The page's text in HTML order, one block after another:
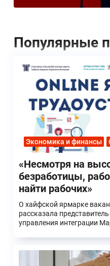
Популярные
Экономика и финансы
«Несмотря на
безработицы,
найти рабочих»
О хайфской ярмарке
рассказала
управления интеграции